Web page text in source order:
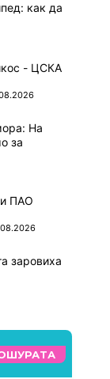
как да
- ЦСКА
На
за
ПАО
заровиха